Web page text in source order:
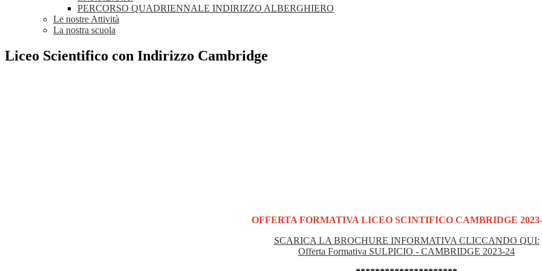
PERCORSO QUADRIENNALE INDIRIZZO ALBERGHIERO
Le nostre Attività
La nostra scuola
Liceo Scientifico con Indirizzo Cambridge
OFFERTA FORMATIVA LICEO SCINTIFICO CAMBRIDGE 2023-
SCARICA LA BROCHURE INFORMATIVA CLICCANDO QUI:
Offerta Formativa SULPICIO - CAMBRIDGE 2023-24